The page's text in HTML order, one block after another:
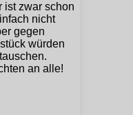
ist zwar schon
nicht
gegen
würden
an alle!